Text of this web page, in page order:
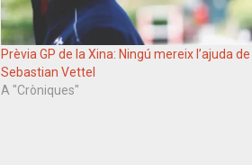
Prèvia GP de la Xina: Ningú mereix l’ajuda de
Sebastian Vettel
A "Cròniques"